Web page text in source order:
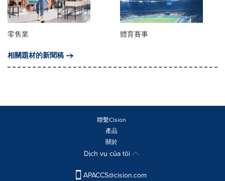
零售業
體育賽事
相關題材的新聞稿
聯繫Cision
產品
關於
Dịch vụ của tôi
APACCS@cision.com